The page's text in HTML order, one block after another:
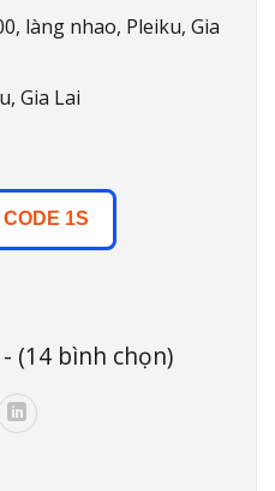
làng nhao, Pleiku, Gia
Gia Lai
CODE 1S
(14 bình chọn)